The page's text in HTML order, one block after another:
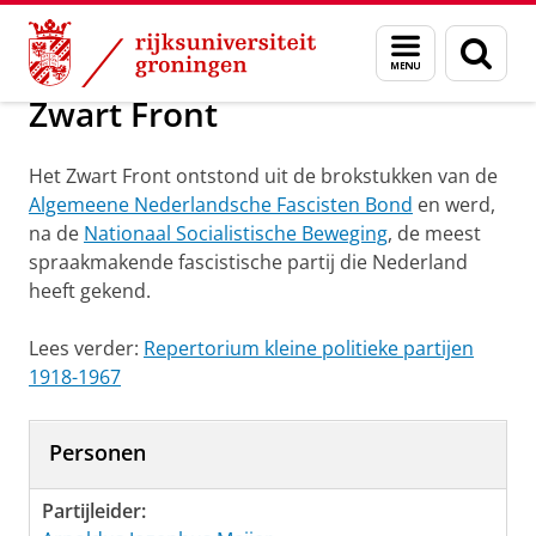
Skip
Content
Skip
Navigation
Menu
en
zoeken
Onderzoek Zwart Front
Zwart Front
Het Zwart Front ontstond uit de brokstukken van de
Algemeene Nederlandsche Fascisten Bond en werd,
na de Nationaal Socialistische Beweging, de meest
spraakmakende fascistische partij die Nederland
heeft gekend.
Lees verder: Repertorium kleine politieke partijen
1918-1967
Personen
Partijleider: